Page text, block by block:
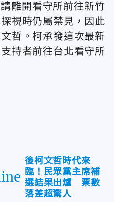
離開看守所前往新竹
視時仍屬禁見，因此
哲。柯承發這次最新
持者前往台北看守所
後柯文哲時代來
臨！民眾黨主席補
選結果出爐 票數
落差超驚人